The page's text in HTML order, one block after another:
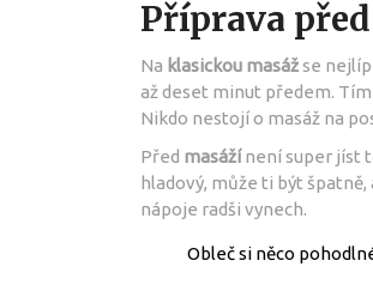
Příprava
Na klasickou masážse
až deset minut předem.
Nikdo nestojí o masáž na
Před masážínení super jíst
hladový, může ti být
nápoje radši vynech.
Obleč si něco